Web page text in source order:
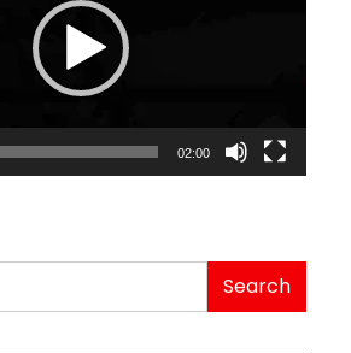
02:00
Search